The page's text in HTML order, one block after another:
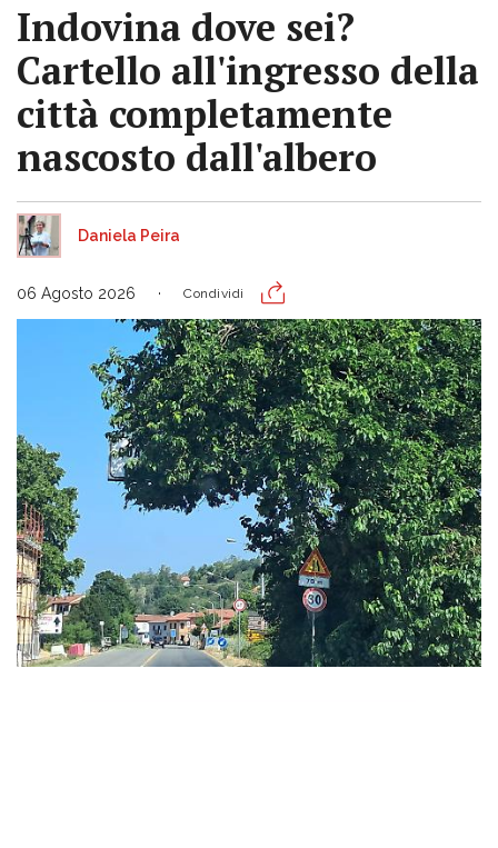
Indovina dove sei?
Cartello all'ingresso della
città completamente
nascosto dall'albero
Daniela Peira
06 Agosto 2026 Condividi